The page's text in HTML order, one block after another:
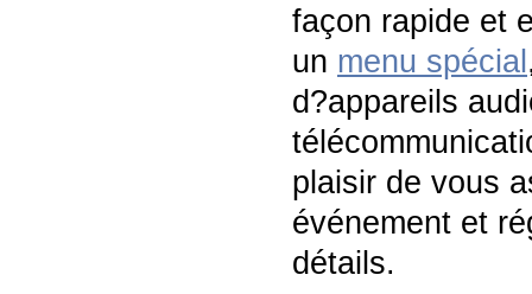
façon rapide et
un menu spécial
d?appareils
plaisir de vous
événement et
détails.